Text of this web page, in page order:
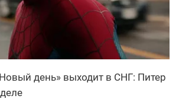
день» выходит в СНГ: Питер